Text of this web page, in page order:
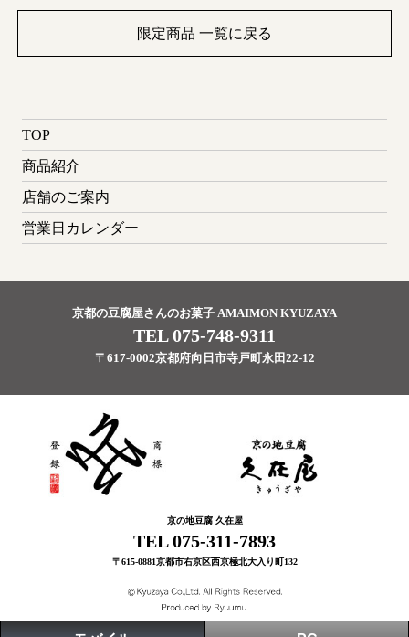
限定商品 一覧に戻る
TOP
商品紹介
店舗のご案内
営業日カレンダー
京都の豆腐屋さんのお菓子 AMAIMON KYUZAYA
TEL 075-748-9311
〒617-0002京都府向日市寺戸町永田22-12
京の地豆腐 久在屋
TEL 075-311-7893
〒615-0881京都市右京区西京極北大入り町132